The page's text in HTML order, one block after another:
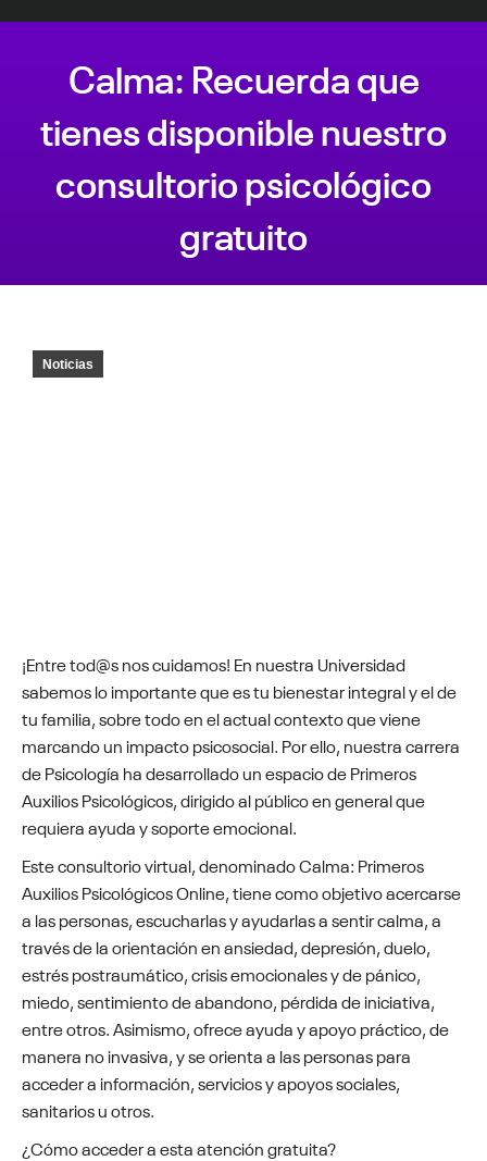
Calma: Recuerda que
tienes disponible nuestro
consultorio psicológico
gratuito
Noticias
¡Entre tod@s nos cuidamos! En nuestra Universidad
sabemos lo importante que es tu bienestar integral y el de
tu familia, sobre todo en el actual contexto que viene
marcando un impacto psicosocial. Por ello, nuestra carrera
de Psicología ha desarrollado un espacio de Primeros
Auxilios Psicológicos, dirigido al público en general que
requiera ayuda y soporte emocional.
Este consultorio virtual, denominado Calma: Primeros
Auxilios Psicológicos Online, tiene como objetivo acercarse
a las personas, escucharlas y ayudarlas a sentir calma, a
través de la orientación en ansiedad, depresión, duelo,
estrés postraumático, crisis emocionales y de pánico,
miedo, sentimiento de abandono, pérdida de iniciativa,
entre otros. Asimismo, ofrece ayuda y apoyo práctico, de
manera no invasiva, y se orienta a las personas para
acceder a información, servicios y apoyos sociales,
sanitarios u otros.
¿Cómo acceder a esta atención gratuita?